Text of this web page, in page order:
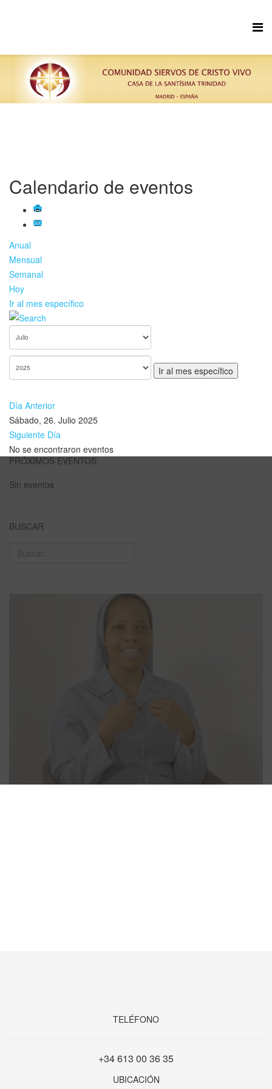
Calendario de eventos
Anual
Mensual
Semanal
Hoy
Ir al mes específico
Ir al mes específico
Día Anterior
Sábado, 26. Julio 2025
Siguiente Día
No se encontraron eventos
PRÓXIMOS EVENTOS
Sin eventos
BUSCAR
TELÉFONO
+34 613 00 36 35
UBICACIÓN